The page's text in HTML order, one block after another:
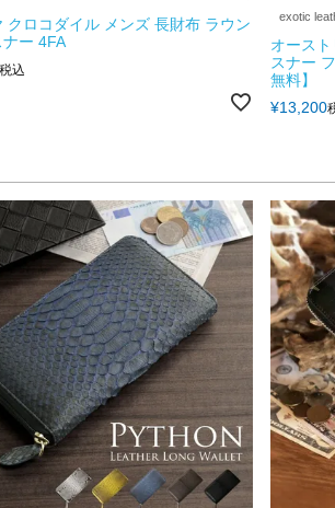
クロコダイル メンズ 長財布 ラウン
ナー 4FA
税込
exotic
オース
スナー
無料】
¥13,200